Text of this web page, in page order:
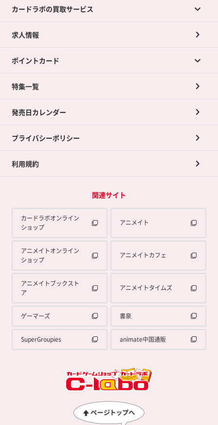
カードラボの買取サービス
カードラボの買取サービスTOP
店舗買取について
ネット買取について
買取承諾書について
求人情報
ポイントカード
ポイントカードTOP
ポイント交換景品
特集一覧
発売日カレンダー
プライバシーポリシー
利用規約
関連サイト
カードラボオンライン
ショップ
アニメイト
アニメイトオンライン
ショップ
アニメイトカフェ
アニメイトブックスト
ア
アニメイトタイムズ
ゲーマーズ 書泉
SuperGroupies animate中国通販